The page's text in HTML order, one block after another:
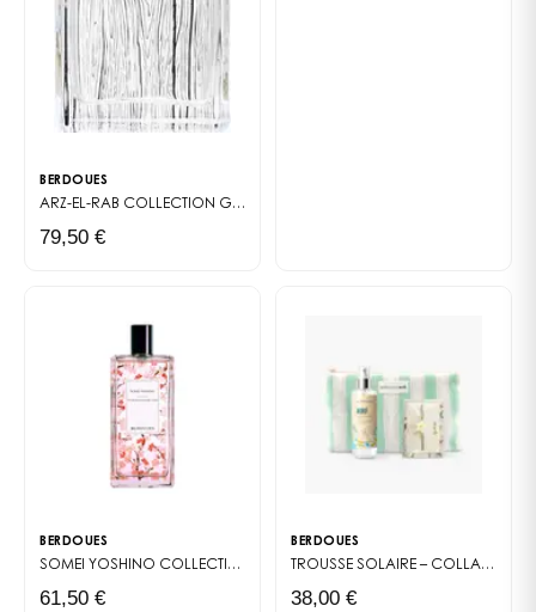
BERDOUES
ARZ-EL-RAB COLLECTION GRANDS CRUS
79,50 €
BERDOUES
SOMEI YOSHINO COLLECTION GRANDS CRUS
61,50 €
BERDOUES
TROUSSE SOLAIRE – COLLAB' BERDOUES X NACH
38,00 €